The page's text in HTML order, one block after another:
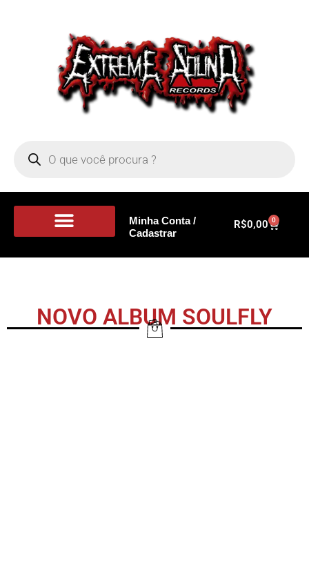
Minha Conta /
Cadastrar
R$0,00 0
NOVO ALBUM SOULFLY